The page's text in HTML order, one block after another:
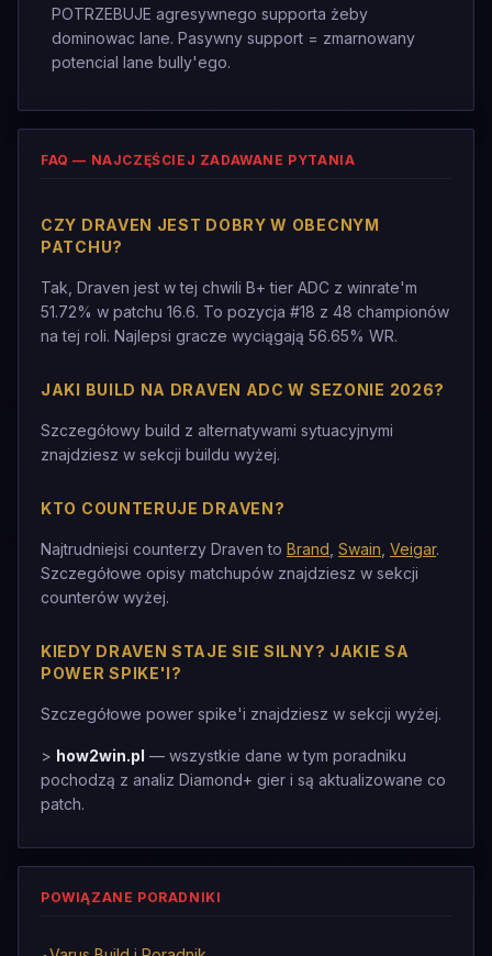
POTRZEBUJE agresywnego supporta żeby
dominowac lane. Pasywny support = zmarnowany
potencial lane bully'ego.
FAQ — NAJCZĘŚCIEJ ZADAWANE PYTANIA
CZY DRAVEN JEST DOBRY W OBECNYM
PATCHU?
Tak, Draven jest w tej chwili B+ tier ADC z winrate'm
51.72% w patchu 16.6. To pozycja #18 z 48 championów
na tej roli. Najlepsi gracze wyciągają 56.65% WR.
JAKI BUILD NA DRAVEN ADC W SEZONIE 2026?
Szczegółowy build z alternatywami sytuacyjnymi
znajdziesz w sekcji buildu wyżej.
KTO COUNTERUJE DRAVEN?
Najtrudniejsi counterzy Draven to Brand Swain Veigar.
Szczegółowe opisy matchupów znajdziesz w sekcji
counterów wyżej.
KIEDY DRAVEN STAJE SIE SILNY? JAKIE SA
POWER SPIKE'I?
Szczegółowe power spike'i znajdziesz w sekcji wyżej.
> how2win.pl — wszystkie dane w tym poradniku
pochodzą z analiz Diamond+ gier i są aktualizowane co
patch.
POWIĄZANE PORADNIKI